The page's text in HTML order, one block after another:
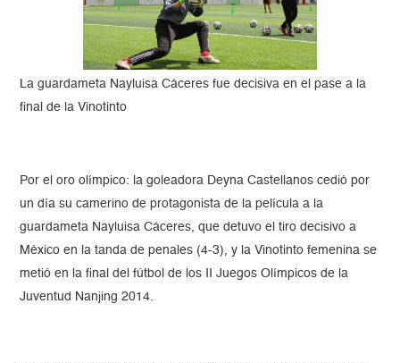
La guardameta Nayluisa Cáceres fue decisiva en el pase a la
final de la Vinotinto
Por el oro olímpico: la goleadora Deyna Castellanos cedió por
un día su camerino de protagonista de la película a la
guardameta Nayluisa Cáceres, que detuvo el tiro decisivo a
México en la tanda de penales (4-3), y la Vinotinto femenina se
metió en la final del fútbol de los II Juegos Olímpicos de la
Juventud Nanjing 2014.